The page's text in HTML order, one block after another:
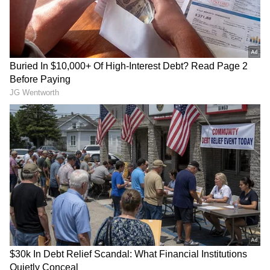
ಚರ್ಮ ಒಣಗುವ ಸಮಸ್ಯೆ
ಮುಖವನ್ನು ತೊಳೆಯುವಾಗ ಸೋಪ್ ಬಳಸುವ ಅಭ್ಯಾಸ
ಚರ್ಮವನ್ನು ಒಣಗಿಸಬಹುದು. ಸೋಪಿನಲ್ಲಿರುವ
ರಾಸಾಯನಿಕಗಳು ವಿಷಕಾರಿ ಅಂಶಗಳ ಕಾರಣದಿಂದಾಗಿ
ಮುಖದ ಮೇಲೆ ಬ್ಯಾಕ್ಟೀರಿಯಾವನ್ನು ಚರ್ಮದ ಪದರಕ್ಕೆ
ಆಳವಾಗಿ ತೂರಿಕೊಳ್ಳಲು ಅನುವು ಮಾಡಿಕೊಡುತ್ತದೆ. ಇದು
ಮುಖದ ಮೇಲೆ ಮೊಡವೆಗಳನ್ನು ಉಂಟುಮಾಡಬಹುದು.